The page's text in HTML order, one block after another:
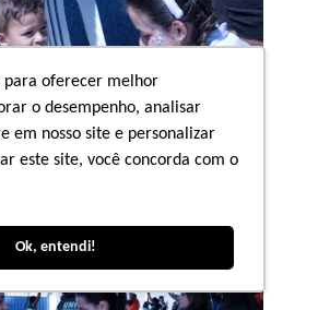
para oferecer melhor
o desempenho, analisar
em nosso site e personalizar
este site, você concorda com o
Ok, entendi!